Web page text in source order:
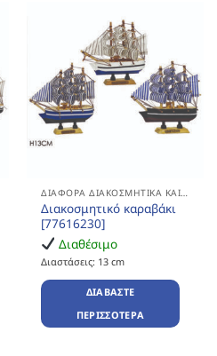
ΔΙΆΦΟΡΑ ΔΙΑΚΟΣΜΗΤΙΚΆ ΚΑΙ ΔΏΡΑ
Διακοσμητικό καραβάκι
[77616230]
Διαθέσιμο
Διαστάσεις: 13 cm
ΔΙΑΒΆΣΤΕ
ΠΕΡΙΣΣΌΤΕΡΑ